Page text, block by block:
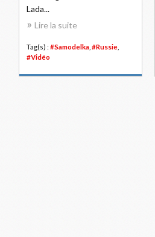
Lada...
Lire la suite
Tag(s) : #Samodelka #Russie
#Vidéo